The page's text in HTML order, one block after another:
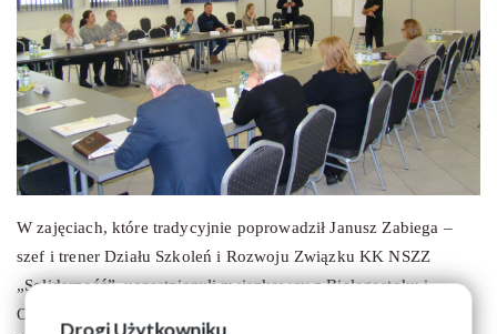
Drogi Użytkowniku,
W zajęciach, które tradycyjnie poprowadził Janusz Zabiega –
szef i trener Działu Szkoleń i Rozwoju Związku KK NSZZ
„Solidarność”, uczestniczyli związkowcy z Białegostoku i
Oddziałów Regionu.